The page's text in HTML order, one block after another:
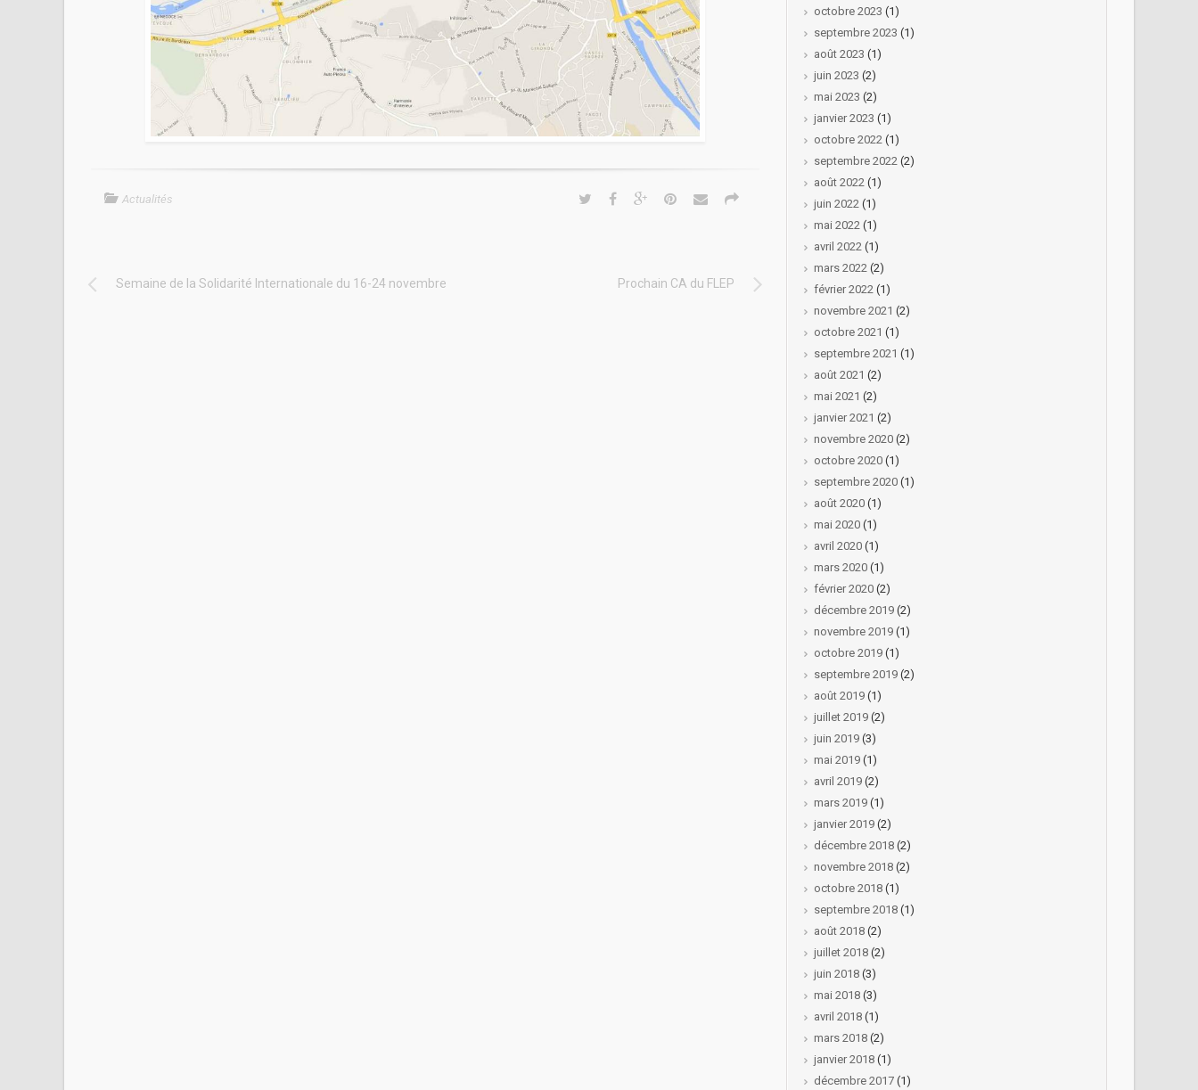
Actualités
Semaine de la Solidarité Internationale du 16-24 novembre Prochain CA du FLEP
octobre 2023 (1)
septembre 2023 (1)
août 2023 (1)
juin 2023 (2)
mai 2023 (2)
janvier 2023 (1)
octobre 2022 (1)
septembre 2022 (2)
août 2022 (1)
juin 2022 (1)
mai 2022 (1)
avril 2022 (1)
mars 2022 (2)
février 2022 (1)
novembre 2021 (2)
octobre 2021 (1)
septembre 2021 (1)
août 2021 (2)
mai 2021 (2)
janvier 2021 (2)
novembre 2020 (2)
octobre 2020 (1)
septembre 2020 (1)
août 2020 (1)
mai 2020 (1)
avril 2020 (1)
mars 2020 (1)
février 2020 (2)
décembre 2019 (2)
novembre 2019 (1)
octobre 2019 (1)
septembre 2019 (2)
août 2019 (1)
juillet 2019 (2)
juin 2019 (3)
mai 2019 (1)
avril 2019 (2)
mars 2019 (1)
janvier 2019 (2)
décembre 2018 (2)
novembre 2018 (2)
octobre 2018 (1)
septembre 2018 (1)
août 2018 (2)
juillet 2018 (2)
juin 2018 (3)
mai 2018 (3)
avril 2018 (1)
mars 2018 (2)
janvier 2018 (1)
décembre 2017 (1)